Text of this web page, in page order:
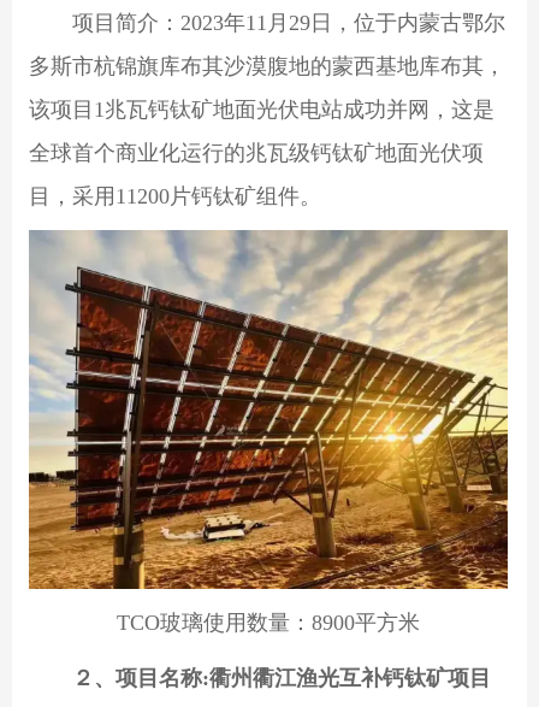
项目简介：2023年11月29日，位于内蒙古鄂尔
多斯市杭锦旗库布其沙漠腹地的蒙西基地库布其，
该项目1兆瓦钙钛矿地面光伏电站成功并网，这是
全球首个商业化运行的兆瓦级钙钛矿地面光伏项
目，采用11200片钙钛矿组件。
TCO玻璃使用数量：8900平方米
２、项目名称:衢州衢江渔光互补钙钛矿项目